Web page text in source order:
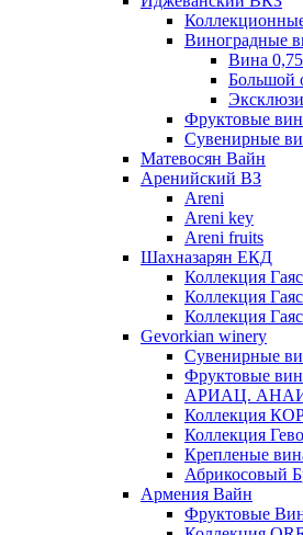
Виноградные
Вина
Большой
Фруктовые
Cувенирные
Матевосян Вайн
Аренийский ВЗ
Areni
Areni key
Areni fruits
Шахназарян ЕКД
Коллекция
Коллекция
Коллекция
Gevorkian winery
Сувенирные
Фруктовые
АРИАЦ.
Коллекция
Коллекция
Крепленые
Абрикосовый
Армения Вайн
Фруктовые